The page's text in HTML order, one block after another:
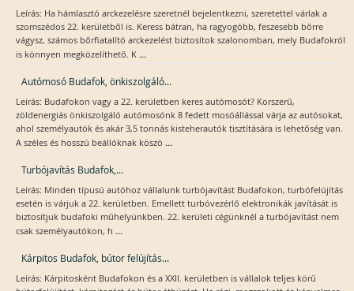
Leírás: Ha hámlasztó arckezelésre szeretnél bejelentkezni, szeretettel várlak a
szomszédos 22. kerületből is. Keress bátran, ha ragyogóbb, feszesebb bőrre
vágysz, számos bőrfiatalító arckezelést biztosítok szalonomban, mely Budafokról
is könnyen megközelíthető. K ...
Autómosó Budafok, önkiszolgáló...
Leírás: Budafokon vagy a 22. kerületben keres autómosót? Korszerű,
zöldenergiás önkiszolgáló autómosónk 8 fedett mosóállással várja az autósokat,
ahol személyautók és akár 3,5 tonnás kisteherautók tisztítására is lehetőség van.
A széles és hosszú beállóknak köszö ...
Turbójavítás Budafok,...
Leírás: Minden típusú autóhoz vállalunk turbójavítást Budafokon, turbófelújítás
esetén is várjuk a 22. kerületben. Emellett turbóvezérlő elektronikák javítását is
biztosítjuk budafoki műhelyünkben. 22. kerületi cégünknél a turbójavítást nem
csak személyautókon, h ...
Kárpitos Budafok, bútor felújítás...
Leírás: Kárpitosként Budafokon és a XXII. kerületben is vállalok teljes körű